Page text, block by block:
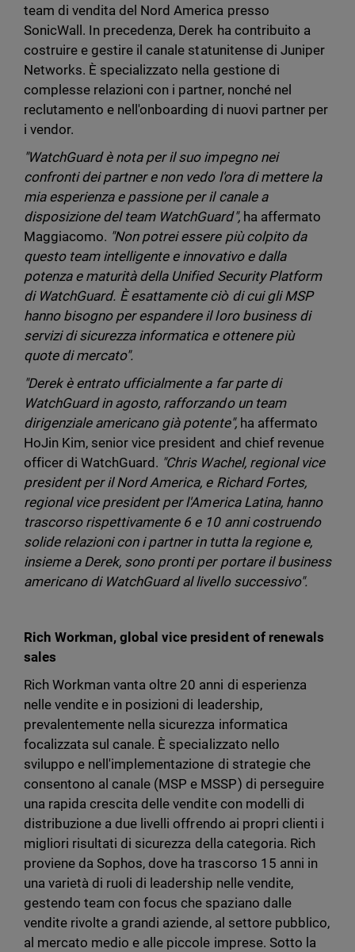
team di vendita del Nord America presso
SonicWall. In precedenza, Derek ha contribuito a
costruire e gestire il canale statunitense di Juniper
Networks. È specializzato nella gestione di
complesse relazioni con i partner, nonché nel
reclutamento e nell'onboarding di nuovi partner per
i vendor.
"WatchGuard è nota per il suo impegno nei
confronti dei partner e non vedo l'ora di mettere la
mia esperienza e passione per il canale a
disposizione del team WatchGuard",ha affermato
Maggiacomo. "Non potrei essere più colpito da
questo team intelligente e innovativo e dalla
potenza e maturità della Unified Security Platform
di WatchGuard. È esattamente ciò di cui gli MSP
hanno bisogno per espandere il loro business di
servizi di sicurezza informatica e ottenere più
quote di mercato".
"Derek è entrato ufficialmente a far parte di
WatchGuard in agosto, rafforzando un team
dirigenziale americano già potente",ha affermato
HoJin Kim, senior vice president and chief revenue
officer di WatchGuard. "Chris Wachel, regional vice
president per il Nord America, e Richard Fortes,
regional vice president per l'America Latina, hanno
trascorso rispettivamente 6 e 10 anni costruendo
solide relazioni con i partner in tutta la regione e,
insieme a Derek, sono pronti per portare il business
americano di WatchGuard al livello successivo".
Rich Workman, global vice president of renewals
sales
Rich Workman vanta oltre 20 anni di esperienza
nelle vendite e in posizioni di leadership,
prevalentemente nella sicurezza informatica
focalizzata sul canale. È specializzato nello
sviluppo e nell'implementazione di strategie che
consentono al canale (MSP e MSSP) di perseguire
una rapida crescita delle vendite con modelli di
distribuzione a due livelli offrendo ai propri clienti i
migliori risultati di sicurezza della categoria. Rich
proviene da Sophos, dove ha trascorso 15 anni in
una varietà di ruoli di leadership nelle vendite,
gestendo team con focus che spaziano dalle
vendite rivolte a grandi aziende, al settore pubblico,
al mercato medio e alle piccole imprese. Sotto la